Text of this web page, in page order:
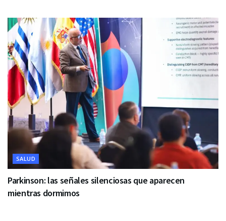
SALUD
Parkinson: las señales silenciosas que aparecen
mientras dormimos